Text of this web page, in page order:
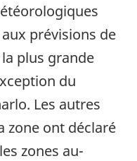
prévisions de
plus grande
du
Les autres
zone ont déclaré
zones au-